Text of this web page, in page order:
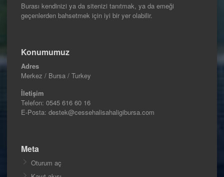
Burası kendinizi ya da sitenizi tanıtmak, ya da emeği
geçenlerden bahsetmek için iyi bir yer olabilir.
Konumumuz
Adres
Merkez / Bursa / Turkey
İletişim
Telefon: 0545 616 60 16
E-Posta: destek@cessehalisahaligibursa.com
Meta
Oturum aç